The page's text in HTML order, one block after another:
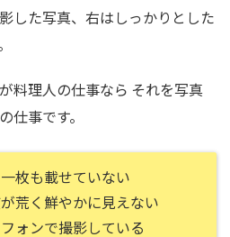
した写真、右はしっかりとした
料理人の仕事なら それを写真
仕事です。
枚も載せていない
荒く鮮やかに見えない
ォンで撮影している